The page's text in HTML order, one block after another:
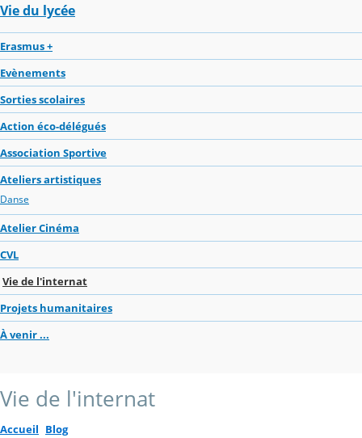
Vie du lycée
Erasmus +
Evènements
Sorties scolaires
Action éco-délégués
Association Sportive
Ateliers artistiques
Danse
Atelier Cinéma
CVL
Vie de l'internat
Projets humanitaires
À venir ...
Vie de l'internat
Accueil Blog